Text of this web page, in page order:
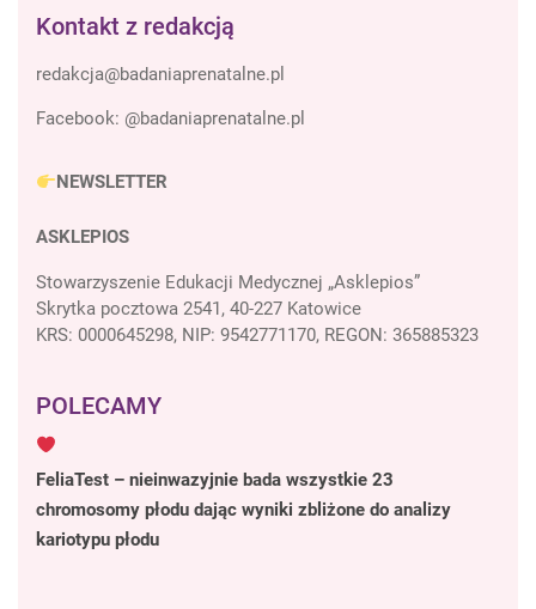
Kontakt z redakcją
Facebook: @badaniaprenatalne.pl
NEWSLETTER
ASKLEPIOS
Stowarzyszenie Edukacji Medycznej „Asklepios”
Skrytka pocztowa 2541, 40-227 Katowice
KRS: 0000645298, NIP: 9542771170, REGON: 365885323
POLECAMY
FeliaTest – nieinwazyjnie bada wszystkie 23
chromosomy płodu dając wyniki zbliżone do analizy
kariotypu płodu